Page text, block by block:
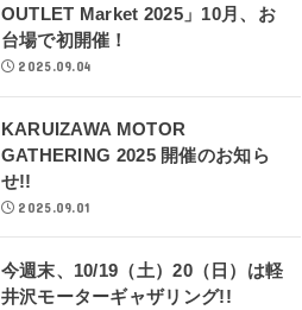
OUTLET Market 2025」10月、お
台場で初開催！
2025.09.04
KARUIZAWA MOTOR
GATHERING 2025 開催のお知ら
せ!!
2025.09.01
今週末、10/19（土）20（日）は軽
井沢モーターギャザリング!!